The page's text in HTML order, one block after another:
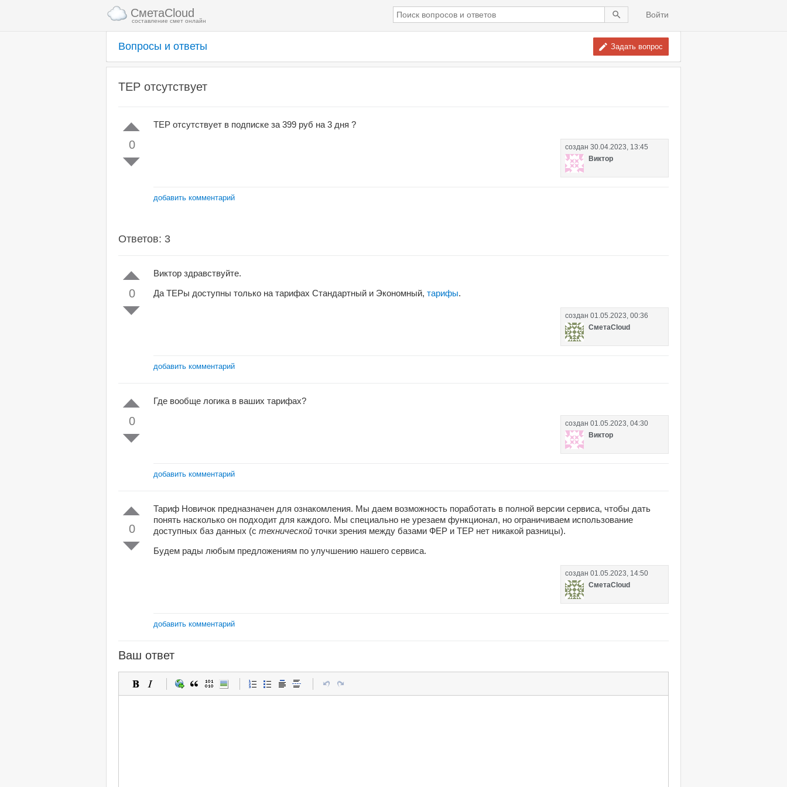
СметаCloud
составление смет онлайн
Войти
Вопросы и ответы Задать вопрос
ТЕР отсутствует
0
ТЕР отсутствует в подписке за 399 руб на 3 дня ?
создан 30.04.2023, 13:45
Виктор
добавить комментарий
Ответов: 3
0
Виктор здравствуйте.
Да ТЕРы доступны только на тарифах Стандартный и Экономный, тарифы.
создан 01.05.2023, 00:36
СметаCloud
добавить комментарий
0
Где вообще логика в ваших тарифах?
создан 01.05.2023, 04:30
Виктор
добавить комментарий
0
Тариф Новичок предназначен для ознакомления. Мы даем возможность поработать в полной версии сервиса, чтобы дать
понять насколько он подходит для каждого. Мы специально не урезаем функционал, но ограничиваем использование
доступных баз данных (с технической точки зрения между базами ФЕР и ТЕР нет никакой разницы).
Будем рады любым предложениям по улучшению нашего сервиса.
создан 01.05.2023, 14:50
СметаCloud
добавить комментарий
Ваш ответ